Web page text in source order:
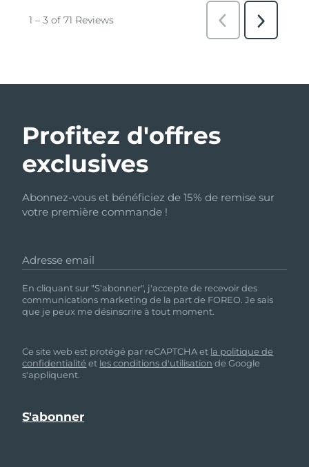
Profitez d'offres
exclusives
Abonnez-vous et bénéficiez de 15% de remise sur
votre première commande !
Adresse email
En cliquant sur "S'abonner", j'accepte de recevoir des
communications marketing de la part de FOREO. Je sais
que je peux me désinscrire à tout moment.
Ce site web est protégé par reCAPTCHA et la politique de
confidentialité et les conditions d'utilisation de Google
s'appliquent.